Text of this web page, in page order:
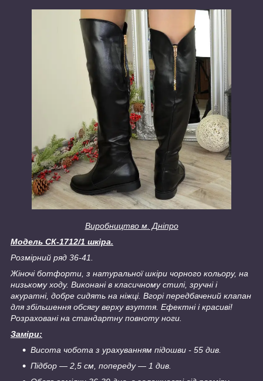
Виробництво м. Дніпро
Модель СК-1712/1 шкіра.
Розмірний ряд 36-41.
Жіночі ботфорти, з натуральної шкіри чорного кольору, на
низькому ходу. Виконані в класичному стилі, зручні і
акуратні, добре сидять на ніжці. Вгорі передбачений клапан
для збільшення обсягу верху взуття. Ефектні і красиві!
Розраховані на стандартну повноту ноги.
Заміри:
Висота чобота з урахуванням підошви - 55 див.
Підбор ― 2,5 см, попереду― 1 див.